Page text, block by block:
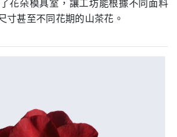
花朵模具室，讓工坊能根據不同面料
寸甚至不同花期的山茶花。